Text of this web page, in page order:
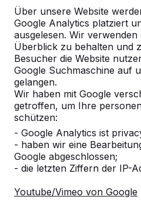
Über unsere Website
Google Analytics platziert
ausgelesen. Wir verwenden
Überblick zu behalten und
Besucher die Website
Google Suchmaschine auf
gelangen.
Wir haben mit Google
getroffen, um Ihre
schützen:
- Google Analytics ist
- haben wir eine
Google abgeschlossen;
- die letzten Ziffern der IP-
Youtube/Vimeo von Google
Bänke
Welche Vorteile hat
Muss der Betontisch
stehen?
Wie lange Garantie